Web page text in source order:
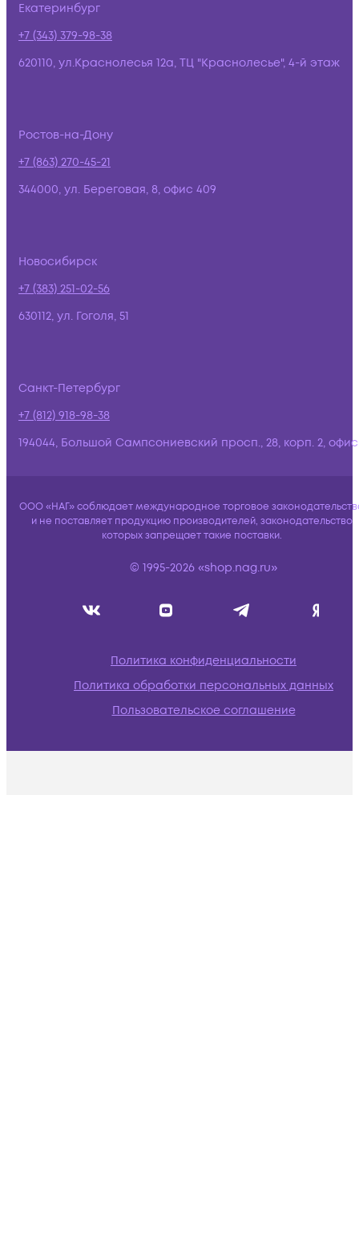
Екатеринбург
+7 (343) 379-98-38
620110, ул.Краснолесья 12а, ТЦ "Краснолесье", 4-й этаж
Ростов-на-Дону
+7 (863) 270-45-21
344000, ул. Береговая, 8, офис 409
Новосибирск
+7 (383) 251-02-56
630112, ул. Гоголя, 51
Санкт-Петербург
+7 (812) 918-98-38
194044, Большой Сампсониевский просп., 28, корп. 2,
ООО «НАГ» соблюдает международное торговое
и не поставляет продукцию производителей, законодательство
которых запрещает такие поставки.
© 1995-2026 «shop.nag.ru»
Политика конфиденциальности
Политика обработки персональных данных
Пользовательское соглашение